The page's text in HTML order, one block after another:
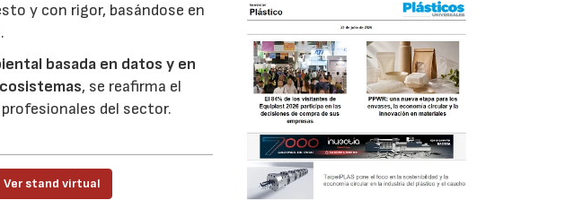
y con rigor, basándose en
basada en datos y en
, se reafirma el
del sector.
Ver stand virtual